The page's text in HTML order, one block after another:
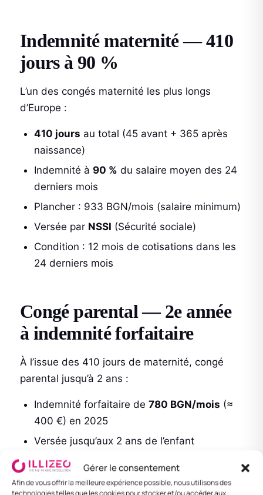
Gérer le consentement
Afin de vous offrir la meilleure expérience possible, nous utilisons des
Indemnité maternité — 410
jours à 90 %
L’un des congés maternité les plus longs
d’Europe :
410 jours au total (45 avant + 365 après
naissance)
Indemnité à 90 % du salaire moyen des 24
derniers mois
Plancher : 933 BGN/mois (salaire minimum)
Versée par NSSI (Sécurité sociale)
Condition : 12 mois de cotisations dans les
24 derniers mois
Congé parental — 2e année
à indemnité forfaitaire
À l’issue des 410 jours de maternité, congé
parental jusqu’à 2 ans :
Indemnité forfaitaire de 780 BGN/mois (≈
400 €) en 2025
Versée jusqu’aux 2 ans de l’enfant
Père peut prendre les 2e et 3e mois de la
1ère année (transfert obligatoire de 2 mois